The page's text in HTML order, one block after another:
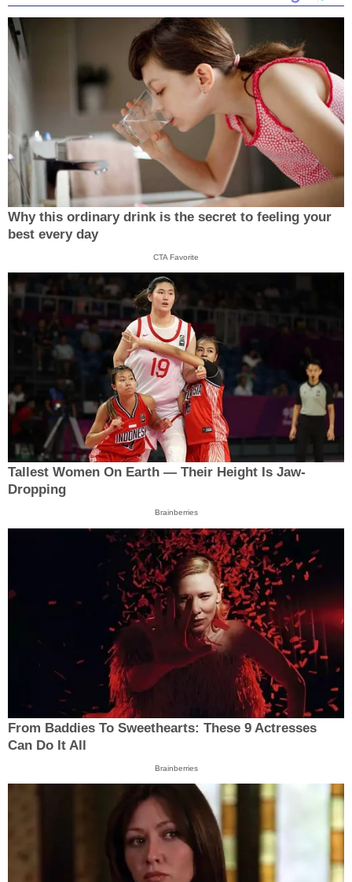
Why this ordinary drink is the secret to feeling your
best every day
CTA Favorite
Tallest Women On Earth — Their Height Is Jaw-
Dropping
Brainberries
From Baddies To Sweethearts: These 9 Actresses
Can Do It All
Brainberries